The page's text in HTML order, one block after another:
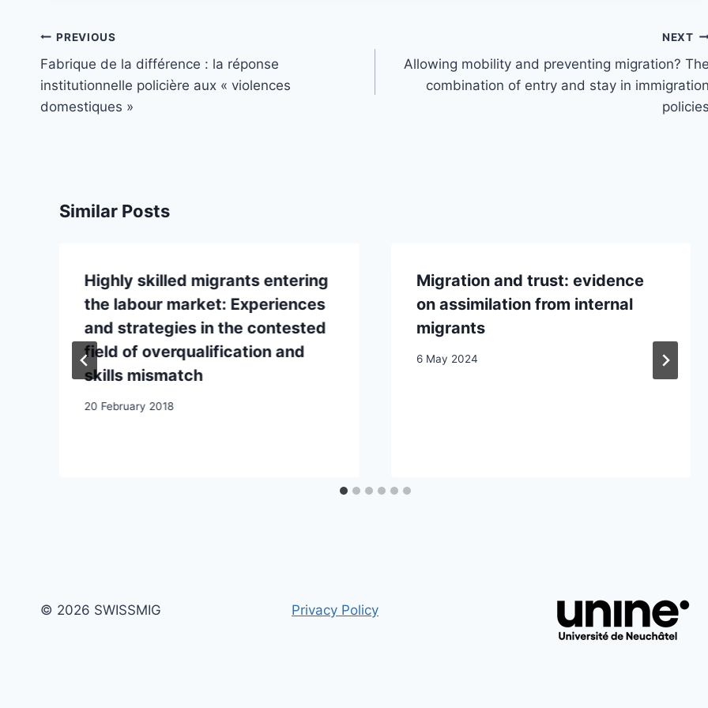
Post
navigation
PREVIOUS
Fabrique de la différence : la réponse
institutionnelle policière aux « violences
domestiques »
NEXT
Allowing mobility and preventing migration? The
combination of entry and stay in immigration
policies
Similar Posts
Highly skilled migrants entering
the labour market: Experiences
and strategies in the contested
field of overqualification and
skills mismatch
20 February 2018
Migration and trust: evidence
on assimilation from internal
migrants
6 May 2024
© 2026 SWISSMIG Privacy Policy